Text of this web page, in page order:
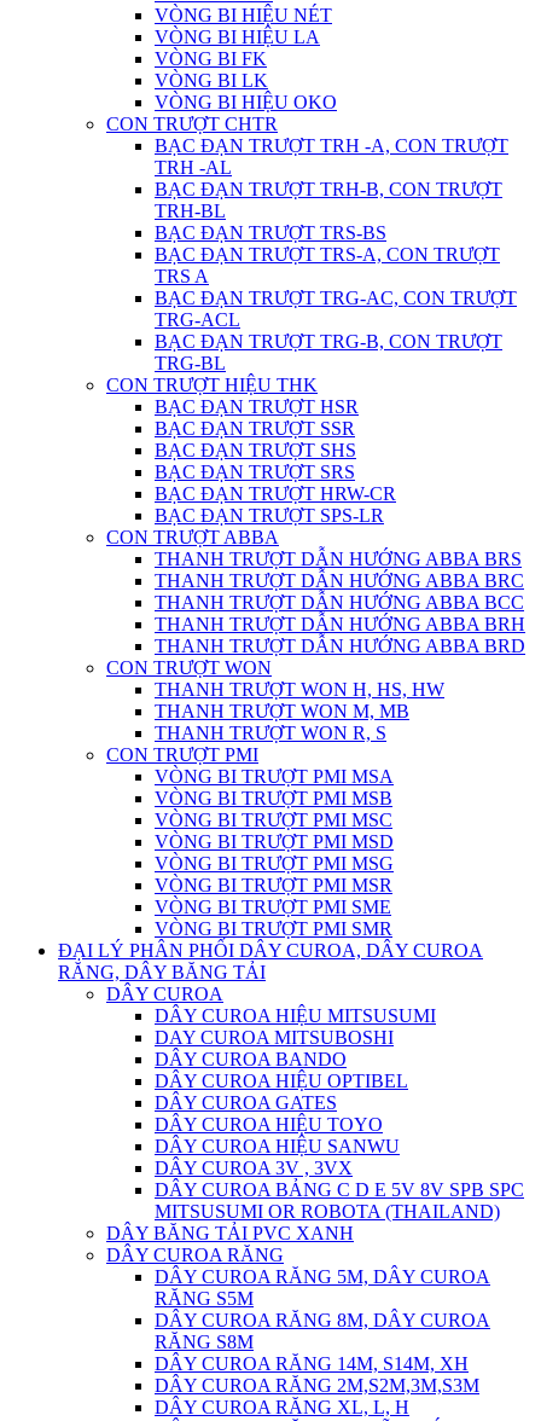
VÒNG BI HIỆU NÉT
VÒNG BI HIỆU LA
VÒNG BI FK
VÒNG BI LK
VÒNG BI HIỆU OKO
CON TRƯỢT CHTR
BẠC ĐẠN TRƯỢT TRH -A, CON TRƯỢT
TRH -AL
BẠC ĐẠN TRƯỢT TRH-B, CON TRƯỢT
TRH-BL
BẠC ĐẠN TRƯỢT TRS-BS
BẠC ĐẠN TRƯỢT TRS-A, CON TRƯỢT
TRS A
BẠC ĐẠN TRƯỢT TRG-AC, CON TRƯỢT
TRG-ACL
BẠC ĐẠN TRƯỢT TRG-B, CON TRƯỢT
TRG-BL
CON TRƯỢT HIỆU THK
BẠC ĐẠN TRƯỢT HSR
BẠC ĐẠN TRƯỢT SSR
BẠC ĐẠN TRƯỢT SHS
BẠC ĐẠN TRƯỢT SRS
BẠC ĐẠN TRƯỢT HRW-CR
BẠC ĐẠN TRƯỢT SPS-LR
CON TRƯỢT ABBA
THANH TRƯỢT DẪN HƯỚNG ABBA BRS
THANH TRƯỢT DẪN HƯỚNG ABBA BRC
THANH TRƯỢT DẪN HƯỚNG ABBA BCC
THANH TRƯỢT DẪN HƯỚNG ABBA BRH
THANH TRƯỢT DẪN HƯỚNG ABBA BRD
CON TRƯỢT WON
THANH TRƯỢT WON H, HS, HW
THANH TRƯỢT WON M, MB
THANH TRƯỢT WON R, S
CON TRƯỢT PMI
VÒNG BI TRƯỢT PMI MSA
VÒNG BI TRƯỢT PMI MSB
VÒNG BI TRƯỢT PMI MSC
VÒNG BI TRƯỢT PMI MSD
VÒNG BI TRƯỢT PMI MSG
VÒNG BI TRƯỢT PMI MSR
VÒNG BI TRƯỢT PMI SME
VÒNG BI TRƯỢT PMI SMR
ĐẠI LÝ PHÂN PHỐI DÂY CUROA, DÂY CUROA
RĂNG, DÂY BĂNG TẢI
DÂY CUROA
DÂY CUROA HIỆU MITSUSUMI
DAY CUROA MITSUBOSHI
DÂY CUROA BANDO
DÂY CUROA HIỆU OPTIBEL
DÂY CUROA GATES
DÂY CUROA HIỆU TOYO
DÂY CUROA HIỆU SANWU
DÂY CUROA 3V , 3VX
DÂY CUROA BẢNG C D E 5V 8V SPB SPC
MITSUSUMI OR ROBOTA (THAILAND)
DÂY BĂNG TẢI PVC XANH
DÂY CUROA RĂNG
DÂY CUROA RĂNG 5M, DÂY CUROA
RĂNG S5M
DÂY CUROA RĂNG 8M, DÂY CUROA
RĂNG S8M
DÂY CUROA RĂNG 14M, S14M, XH
DÂY CUROA RĂNG 2M,S2M,3M,S3M
DÂY CUROA RĂNG XL, L, H